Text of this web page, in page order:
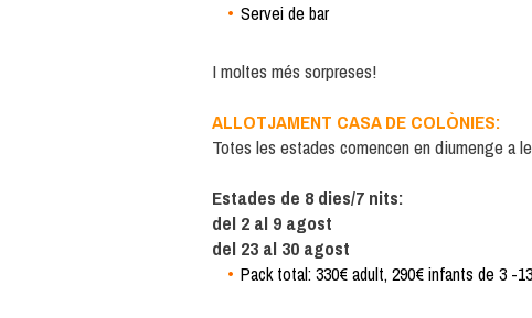
Servei de bar
I moltes més sorpreses!
ALLOTJAMENT CASA DE COLÒNIES:
Totes les estades comencen en diumenge a
Estades de 8 dies/7 nits:
del 2 al 9 agost
del 23 al 30 agost
Pack total: 330€ adult, 290€ infants de 3 -